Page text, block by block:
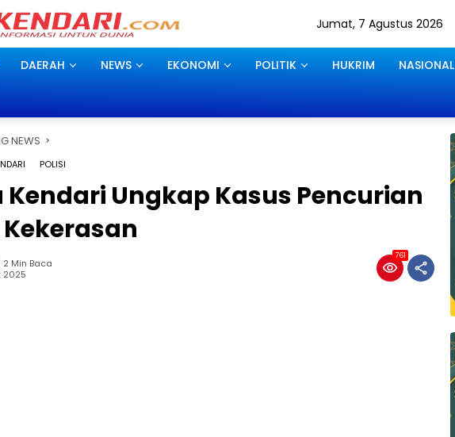
Jumat, 7 Agustus 2026
DAERAH NEWS EKONOMI POLITIK HUKRIM NASIONAL
NEWS
POLISI
Kendari Ungkap Kasus Pencurian
2 Min Baca
2025
761